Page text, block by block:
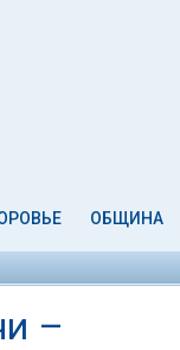
ОБЩИНА
–